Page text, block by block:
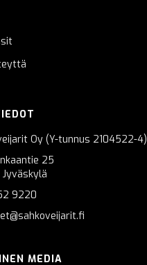
Oy (Y-tunnus 2104522-4)
25
9220
MEDIA